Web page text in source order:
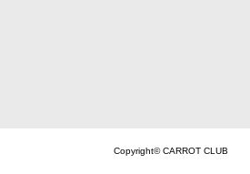
Copyright© CARROT CLUB